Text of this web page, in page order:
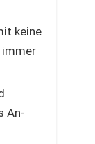
keine
immer
An-